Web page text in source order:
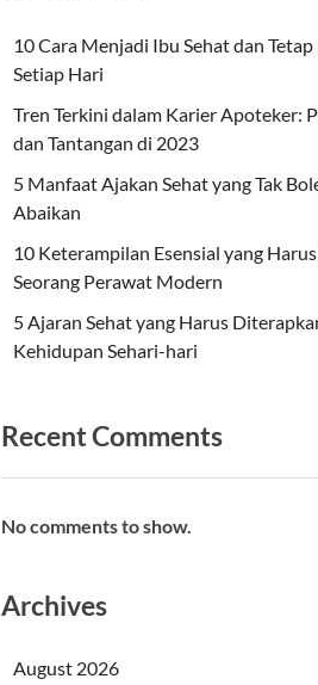
10 Cara Menjadi Ibu Sehat dan Tetap
Setiap Hari
Tren Terkini dalam Karier Apoteker:
dan Tantangan di 2023
5 Manfaat Ajakan Sehat yang Tak
Abaikan
10 Keterampilan Esensial yang
Seorang Perawat Modern
5 Ajaran Sehat yang Harus
Kehidupan Sehari-hari
Recent Comments
No comments to show.
Archives
August 2026